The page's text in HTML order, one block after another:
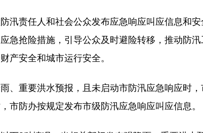
责任人和社会公众发布应急响应叫应信息和
急抢险措施，引导公众及时避险转移，推动防
产安全和城市运行安全。
重要洪水预报，且未启动市防汛应急响应时，
市防办按规定发布市级防汛应急响应叫应信息。